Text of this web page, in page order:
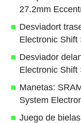
27.2mm
Desviadort
Electronic Shift
Desviador
Electronic Shift
Manetas:
System
Juego de